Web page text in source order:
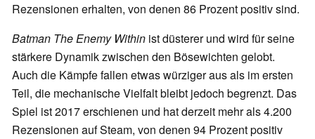
Rezensionen erhalten, von denen 86 Prozent positiv sind.
Batman The Enemy Within ist düsterer und wird für seine
stärkere Dynamik zwischen den Bösewichten gelobt.
Auch die Kämpfe fallen etwas würziger aus als im ersten
Teil, die mechanische Vielfalt bleibt jedoch begrenzt. Das
Spiel ist 2017 erschienen und hat derzeit mehr als 4.200
Rezensionen auf Steam, von denen 94 Prozent positiv